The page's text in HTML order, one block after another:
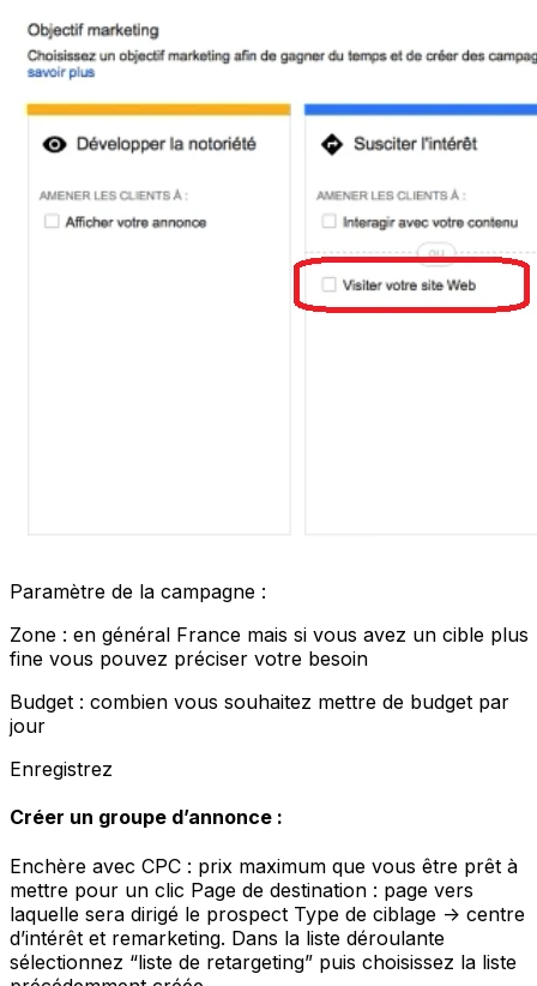
Paramètre de la campagne :
Zone : en général France mais si vous avez un cible plus
fine vous pouvez préciser votre besoin
Budget : combien vous souhaitez mettre de budget par
jour
Enregistrez
Créer un groupe d’annonce :
Enchère avec CPC : prix maximum que vous être prêt à
mettre pour un clic Page de destination : page vers
laquelle sera dirigé le prospect Type de ciblage -> centre
d’intérêt et remarketing. Dans la liste déroulante
sélectionnez “liste de retargeting” puis choisissez la liste